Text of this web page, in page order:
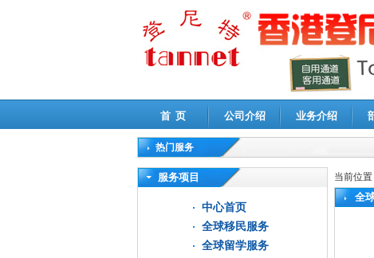
首 页 公司介绍 业务介绍
热门服务
高新技术企业认定审计|企业所得税汇算清缴申报鉴证
服务项目
中心首页
全球移民服务
全球留学服务
当前位置
全